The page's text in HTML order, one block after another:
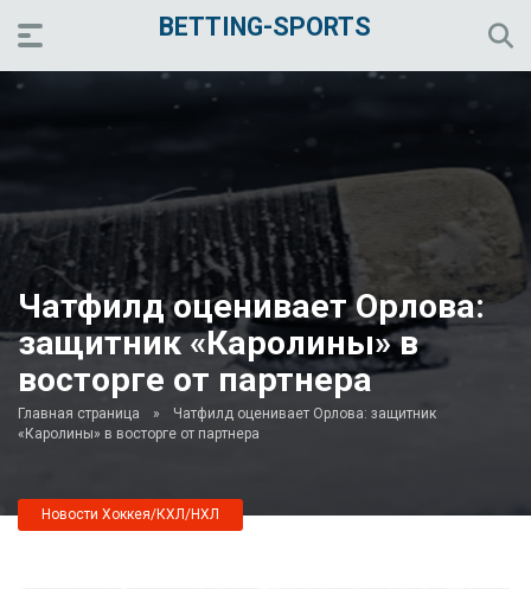
BETTING-SPORTS
Чатфилд оценивает Орлова:
защитник «Каролины» в
восторге от партнера
Главная страница »
Чатфилд оценивает Орлова: защитник
«Каролины» в восторге от партнера
Новости Хоккея/КХЛ/НХЛ